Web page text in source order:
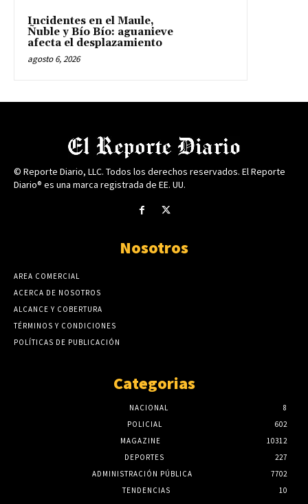
Incidentes en el Maule,
Ñuble y Bío Bío: aguanieve
afecta el desplazamiento
agosto 6, 2026
© Reporte Diario, LLC. Todos los derechos reservados. El Reporte
Diario® es una marca registrada de EE. UU.
Nosotros
AREA COMERCIAL
ACERCA DE NOSOTROS
ALCANCE Y COBERTURA
TÉRMINOS Y CONDICIONES
POLÍTICAS DE PUBLICACIÓN
Categorias
NACIONAL
8
POLICIAL
602
MAGAZINE
10312
DEPORTES
227
ADMINISTRACIÓN PÚBLICA
7702
TENDENCIAS
10